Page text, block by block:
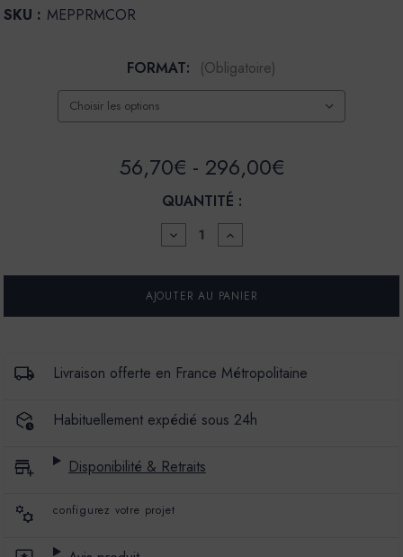
SKU : MEPPRMCOR
FORMAT: (Obligatoire)
56,70€ - 296,00€
QUANTITÉ :
DIMINUER
LA
POUR
PEINTURE
LA
MAT
VELOURS
CORCOVADO
AUGMENTER
LA
POUR
PEINTURE
LA
MAT
VELOURS
CORCOVADO
Livraison offerte en France Métropolitaine
Habituellement expédié sous 24h
Disponibilité & Retraits
configurez votre projet